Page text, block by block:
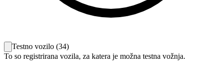
Testno vozilo (34)
To so registrirana vozila, za katera je možna testna vožnja.